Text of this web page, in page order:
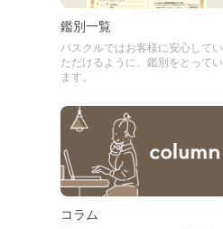
鑑別一覧
パスクルではお客様に安心してい
ただけるように、鑑別をとってい
ます。
コラム